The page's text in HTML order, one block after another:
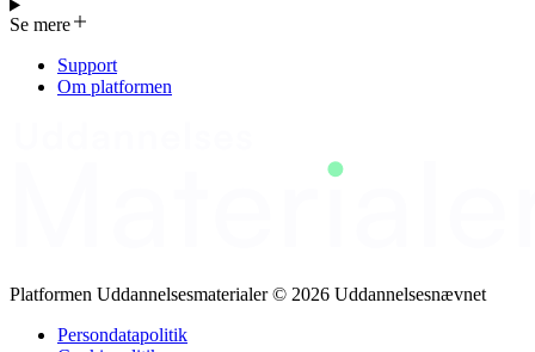
der kan anvendes på LMS-systemer: Introduktion til 5S-konceptet,
PDCA, KAIZEN, KANBAN samt Værdistrømsanalyse (Materiale
er udviklet til brug i kurserne 20907, 20917, 20837, 20953, 20954,
20955, 20956, 20957, 20970, 20974 og 40431)
Se mere
Support
Om platformen
Platformen Uddannelsesmaterialer © 2026 Uddannelsesnævnet
Persondatapolitik